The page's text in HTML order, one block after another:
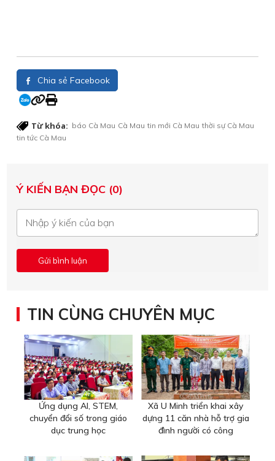
Chia sẻ Facebook
Từ khóa: báo Cà Mau Cà Mau tin mới Cà Mau thời sự Cà Mau
tin tức Cà Mau
Ý KIẾN BẠN ĐỌC (0)
TIN CÙNG CHUYÊN MỤC
Ứng dụng AI, STEM,
chuyển đổi số trong giáo
dục trung học
Xã U Minh triển khai xây
dựng 11 căn nhà hỗ trợ gia
đình người có công